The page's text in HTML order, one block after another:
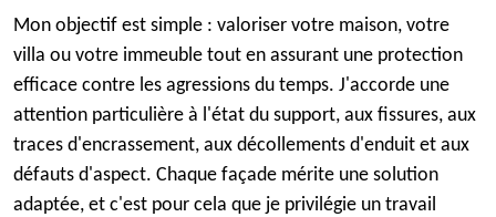
Mon objectif est simple : valoriser votre maison, votre
villa ou votre immeuble tout en assurant une protection
efficace contre les agressions du temps. J'accorde une
attention particulière à l'état du support, aux fissures, aux
traces d'encrassement, aux décollements d'enduit et aux
défauts d'aspect. Chaque façade mérite une solution
adaptée, et c'est pour cela que je privilégie un travail